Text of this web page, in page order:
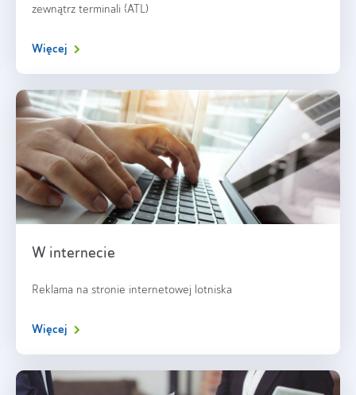
zewnątrz terminali (ATL)
Więcej
W internecie
Reklama na stronie internetowej lotniska
Więcej